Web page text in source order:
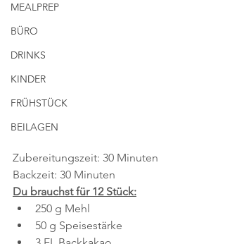
MEALPREP
BÜRO
DRINKS
KINDER
FRÜHSTÜCK
BEILAGEN
Zubereitungszeit: 30 Minuten
Backzeit: 30 Minuten
Du brauchst für 12 Stück:
250 g Mehl
50 g Speisestärke